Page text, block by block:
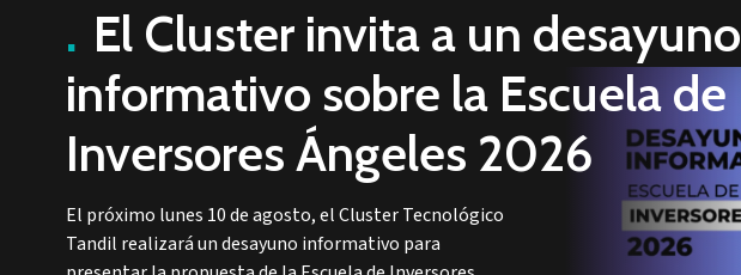
. El Cluster invita a un desayuno
informativo sobre la Escuela de
Inversores Ángeles 2026
El próximo lunes 10 de agosto, el Cluster Tecnológico
Tandil realizará un desayuno informativo para